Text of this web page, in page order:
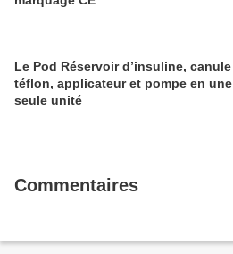
Le Pod Réservoir d’insuline, canule
téflon, applicateur et pompe en une
seule unité
Commentaires